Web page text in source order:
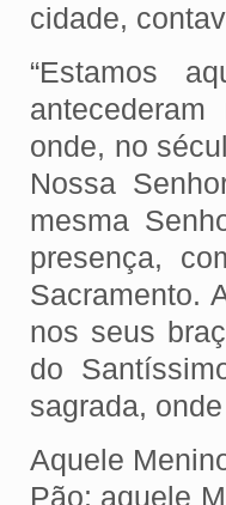
cidade,
“Estamos
onde, no
Nossa
mesma
presença,
Sacramento.
nos seus
do
sagrada,
Aquele
Pão; aquele